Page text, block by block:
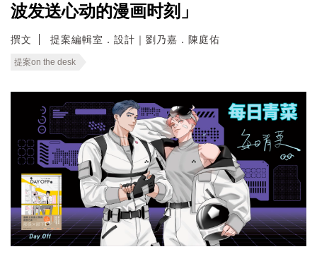
波发送心动的漫画时刻」
撰文 提案編輯室．設計｜劉乃嘉．陳庭佑
提案on the desk